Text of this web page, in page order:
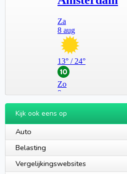
Kijk ook eens op
Auto
Belasting
Vergelijkingswebsites